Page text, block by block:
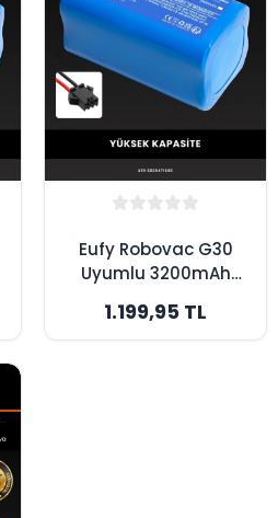
Eufy Robovac G30
Uyumlu 3200mAh
Bataryası - Yüksek
Kapasite
1.199,95 TL